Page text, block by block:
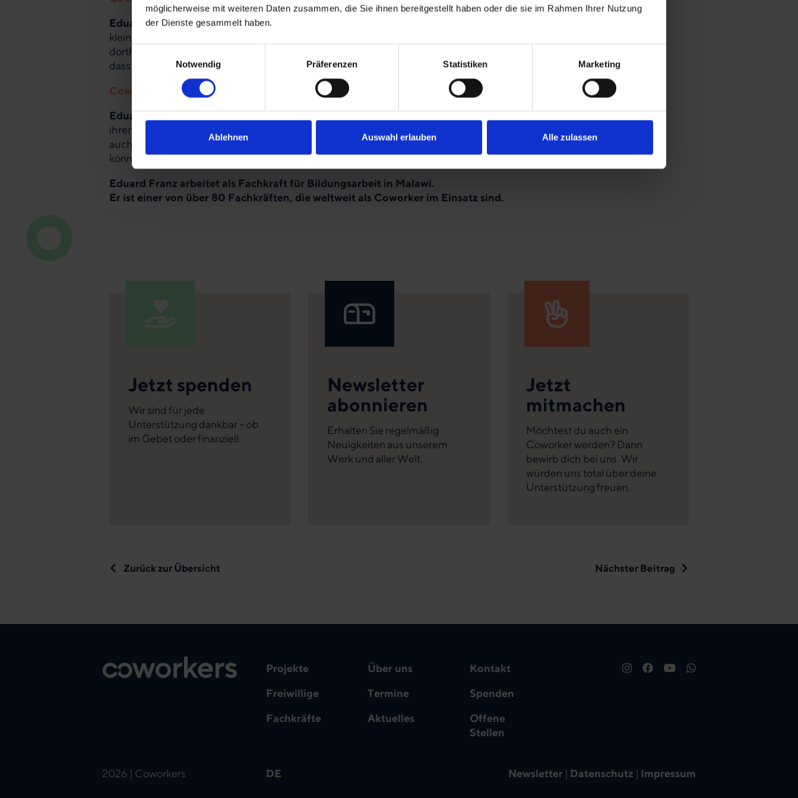
möglicherweise mit weiteren Daten zusammen, die Sie ihnen bereitgestellt haben oder die sie im Rahmen Ihrer Nutzung
der Dienste gesammelt haben.
Einwilligungsauswahl
Notwendig
Präferenzen Statistiken Marketing
Ablehnen Auswahl erlauben Alle zulassen
Eduard Franz:Mir war es von Anfang an wichtig, ihnen auf Augenhöhe zu begegnen. Ich bin in die
kleine Gemeinde gegangen, mit der wir jetzt die Maisaktion durchgeführt haben. Obwohl der Weg
dorthin sehr mühsam ist und ich die Sprache noch nicht sehr gut beherrsche, habe ich den Eindruck,
dass dadurch Vertrauen gewachsen ist, das sich jetzt auszahlt.
Coworkers: Welches Ziel verfolgst du mit deiner Arbeit?
Eduard Franz:
ihrem Ertrag leben können. Und dass sie erkennen, dass Gott ihr Leben zum Guten verändern kann,
auch wenn alles hoffnungslos scheint. Dass sie mit Liebe, Aufrichtigkeit und Freude leben und arbeiten
können.
Eduard Franz arbeitet als Fachkraft für Bildungsarbeit in Malawi.
Er ist einer von über 80 Fachkräften, die weltweit als Coworker im Einsatz sind.
Jetzt spenden
Wir sind für jede
Unterstützung dankbar – ob
im Gebet oder finanziell.
Newsletter
abonnieren
Erhalten Sie regelmäßig
Neuigkeiten aus unserem
Werk und aller Welt.
Jetzt
mitmachen
Möchtest du auch ein
Coworker werden? Dann
bewirb dich bei uns. Wir
würden uns total über deine
Unterstützung freuen.
Zurück zur Übersicht Nächster Beitrag
Projekte
Freiwillige
Fachkräfte
Über uns
Termine
Aktuelles
Kontakt
Spenden
Offene
Stellen
2026 | Coworkers DE Newsletter | Datenschutz | Impressum